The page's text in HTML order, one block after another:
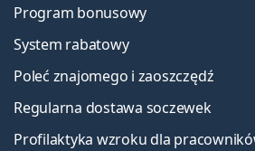
Program bonusowy
System rabatowy
Poleć znajomego i zaoszczędź
Regularna dostawa soczewek
Profilaktyka wzroku dla